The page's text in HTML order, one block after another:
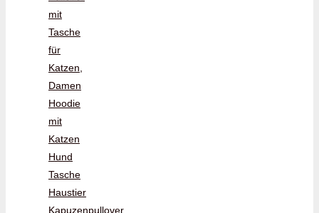
mit
Tasche
für
Katzen,
Damen
Hoodie
mit
Katzen
Hund
Tasche
Haustier
Kapuzenpullover